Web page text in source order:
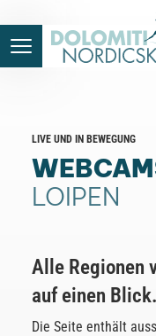
LIVE UND IN BEWEGUNG
LOIPEN
Alle Regionen
auf einen Blick.
Die Seite enthält